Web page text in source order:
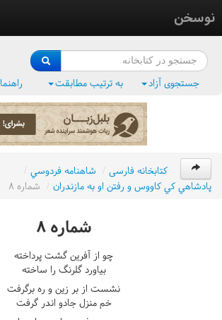
نوسخن
فرهنگ واژگان
جستجوی آزاد به ترتیب مطابقت راهنما
کتابخانه فارسی / شاهنامه فردوسي /
پادشاهي کي کاووس و رفتن او به مازندران / شماره ٨
شماره ٨
چو از آفرين گشت پرداخته
بياورد گلرنگ را ساخته
نشست از بر زين و ره برگرفت
خم منزل جادو اندر گرفت